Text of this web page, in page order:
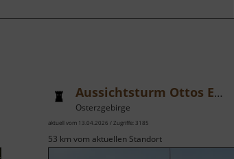
Aussichtsturm Ottos Eck
Osterzgebirge
aktuell vom 13.04.2026 / Zugriffe: 3185
53 km vom aktuellen Standort